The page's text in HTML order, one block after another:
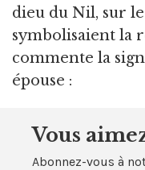
dieu du Nil, sur
symbolisaient la
commente la
épouse :
Vous
Abonnez-vous à